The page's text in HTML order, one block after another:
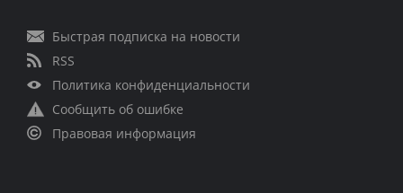
Быстрая подписка на новости
RSS
Политика конфиденциальности
Сообщить об ошибке
Правовая информация